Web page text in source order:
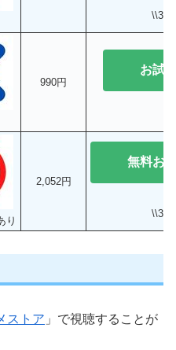
\\31
990円
お試
り
2,052円
無料お
\\30
ストア 」で視聴することが